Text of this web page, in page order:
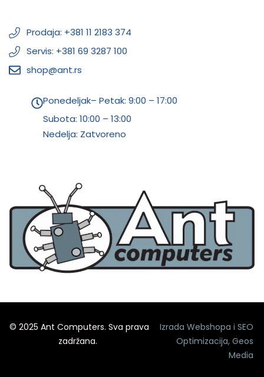
Prodaja: +381 11 2183 374
Servis: +381 69 3287 100
shop@ant.rs
Ponedeljak– Petak: 9:00 – 17:00
Subota: 10:00 – 13:00
Nedelja: Zatvoreno
© 2025 Ant Computers. Sva prava
zadržana.
Izrada Webshopa iSEO
Optimizacija,Geos
Media